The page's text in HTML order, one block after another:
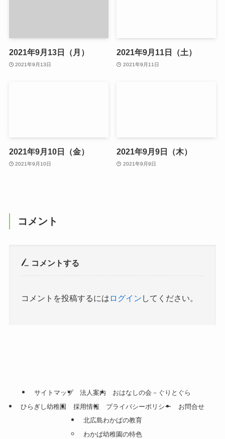
2021年9月13日（月）
2021年9月13日
2021年9月11日（土）
2021年9月11日
2021年9月10日（金）
2021年9月10日
2021年9月9日（木）
2021年9月9日
コメント
コメントする
コメントを投稿するには ログイン してください。
サイトマップ 法人案内
おはなしの会－ぐりとぐら
ひらぎし幼稚園
採用情報 プライバシーポリシー
お問合せ
北広島わかばの教育
わかば幼稚園の特色